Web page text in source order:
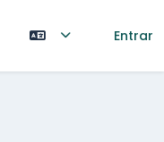
Alternar a entrada daEntrar